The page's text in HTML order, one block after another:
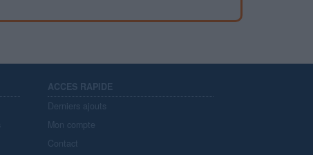
ACCES RAPIDE
Derniers ajouts
Mon compte
Contact